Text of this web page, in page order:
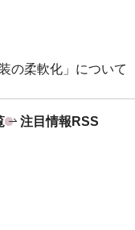
の柔軟化」について
注目情報RSS